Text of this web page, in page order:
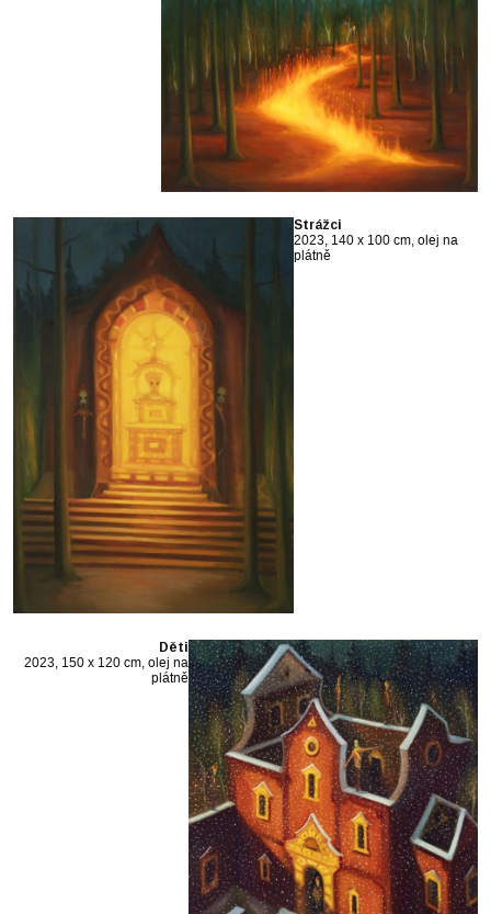
Strážci
2023, 140 x 100 cm, olej na
plátně
Děti
2023, 150 x 120 cm, olej na
plátně